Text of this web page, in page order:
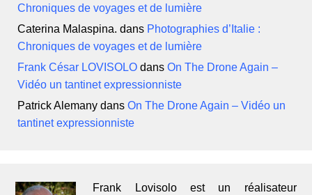
Chroniques de voyages et de lumière
Caterina Malaspina. dans Photographies d’Italie :
Chroniques de voyages et de lumière
Frank César LOVISOLO dansOn The Drone Again –
Vidéo un tantinet expressionniste
Patrick Alemany dansOn The Drone Again – Vidéo un
tantinet expressionniste
Frank Lovisolo est un réalisateur